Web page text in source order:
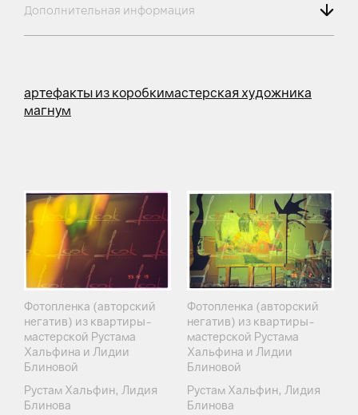
Дополнительная информация
артефакты из коробкимастерская художника
магнум
Фотопленка (авторский
негатив) из квартиры-
мастерской Рустама
Хальфина и Лидии
Блиновой
Рустам Хальфин, Лидия
Блинова
Фотопленка (авторский
негатив) из квартиры-
мастерской Рустама
Хальфина и Лидии
Блиновой
Рустам Хальфин, Лидия
Блинова